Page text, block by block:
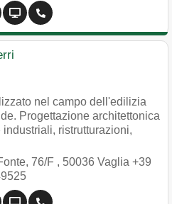
nel campo dell'edilizia
Progettazione architettonica
ristrutturazioni,
76/F , 50036 Vaglia +39